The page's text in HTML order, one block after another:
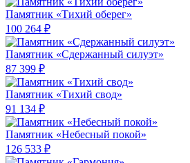
Памятник «Тихий оберег»
100 264 ₽
Памятник «Сдержанный силуэт»
87 399 ₽
Памятник «Тихий свод»
91 134 ₽
Памятник «Небесный покой»
126 533 ₽